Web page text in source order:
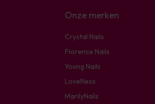
Onze merken
Crystal Nails
Florence Nails
Young Nails
LoveNess
MarilyNails